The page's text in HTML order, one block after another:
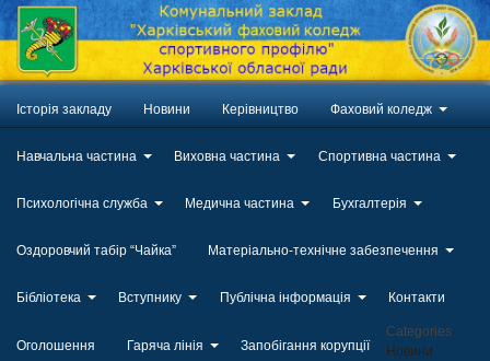
Історія закладу Новини Керівництво Фаховий коледж
Навчальна частина Виховна частина Спортивна частина
Психологічна служба Медична частина Бухгалтерія
Оздоровчий табір “Чайка” Матеріально-технічне забезпечення
Бібліотека Вступнику Публічна інформація Контакти
Оголошення Гаряча лінія Запобігання корупції
Categories
Новини